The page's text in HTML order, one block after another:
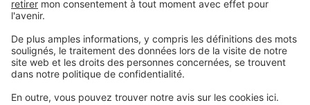
À propos de nous
Contact